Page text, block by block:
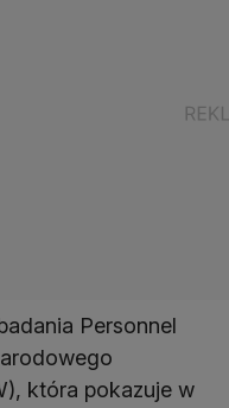
Personnel
która pokazuje w